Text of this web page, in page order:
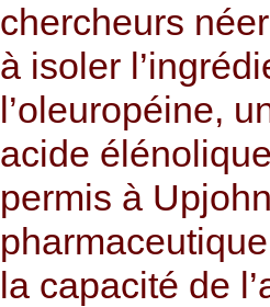
chercheurs
à isoler
l’oleuropéine,
acide
permis à
la capacité de